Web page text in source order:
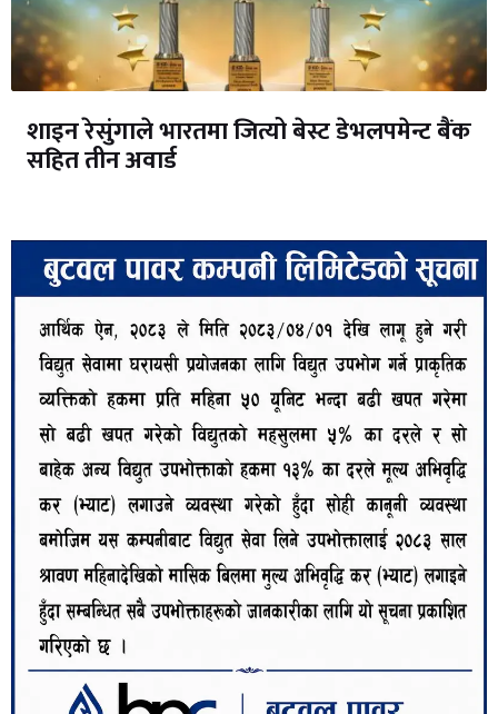
शाइन रेसुंगाले भारतमा जित्यो बेस्ट डेभलपमेन्ट बैंक
सहित तीन अवार्ड